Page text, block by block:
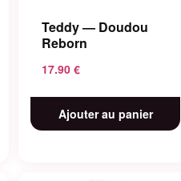
Teddy — Doudou
Reborn
17.90 €
Ajouter au panier